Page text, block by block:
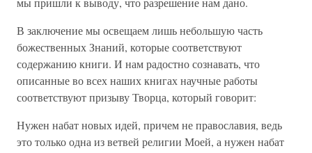
В заключение мы освещаем лишь небольшую часть
божественных Знаний, которые соответствуют
содержанию книги. И нам радостно сознавать, что
описанные во всех наших книгах научные работы
соответствуют призыву Творца, который говорит:
Нужен набат новых идей, причем не православия, ведь
это только одна из ветвей религии Моей, а нужен набат